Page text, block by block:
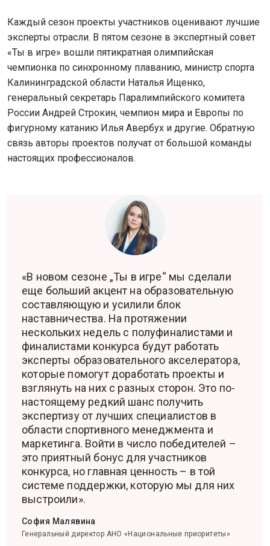
Каждый сезон проекты участников оценивают лучшие
эксперты отрасли. В пятом сезоне в экспертный совет
«Ты в игре» вошли пятикратная олимпийская
чемпионка по синхронному плаванию, министр спорта
Калининградской области Наталья Ищенко,
генеральный секретарь Паралимпийского комитета
России Андрей Строкин, чемпион мира и Европы по
фигурному катанию Илья Авербух и другие. Обратную
связь авторы проектов получат от большой команды
настоящих профессионалов.
«В новом сезоне „Ты в игре“ мы сделали
еще больший акцент на образовательную
составляющую и усилили блок
наставничества. На протяжении
нескольких недель с полуфиналистами и
финалистами конкурса будут работать
эксперты образовательного акселератора,
которые помогут доработать проекты и
взглянуть на них с разных сторон. Это по-
настоящему редкий шанс получить
экспертизу от лучших специалистов в
области спортивного менеджмента и
маркетинга. Войти в число победителей –
это приятный бонус для участников
конкурса, но главная ценность – в той
системе поддержки, которую мы для них
выстроили».
София Малявина
Генеральный директор АНО «Национальные приоритеты»